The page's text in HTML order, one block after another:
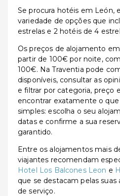
Se procura hotéis em León,
variedade de opções que
estrelas e 2 hotéis de 4
Os preços de alojamento
partir de 100€ por noite,
100€. Na Traventia pode
disponíveis, consultar as
e filtrar por categoria, preço
encontrar exatamente o que
simples: escolha o seu
datas e confirme a sua
garantido.
Entre os alojamentos mais
viajantes recomendam
Hotel Los Balcones Leon e
que se destacam pelas suas
de serviço.